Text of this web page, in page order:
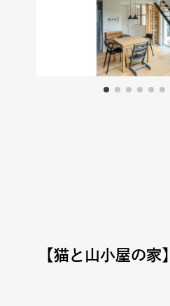
【猫と山小屋の家】